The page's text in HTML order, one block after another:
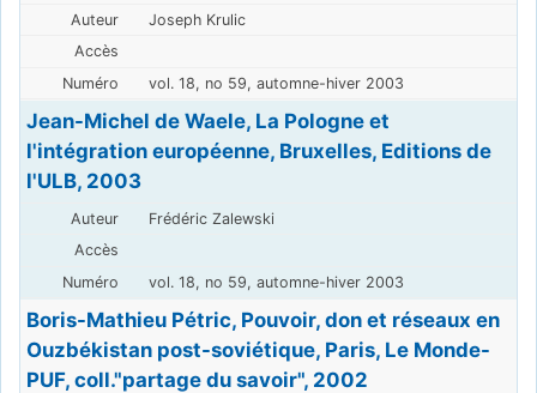
Joseph Krulic
vol. 18, no 59, automne-hiver 2003
Jean-Michel de Waele, La Pologne et
l'intégration européenne, Bruxelles, Editions de
l'ULB, 2003
Frédéric Zalewski
vol. 18, no 59, automne-hiver 2003
Boris-Mathieu Pétric, Pouvoir, don et réseaux en
Ouzbékistan post-soviétique, Paris, Le Monde-
PUF, coll."partage du savoir", 2002